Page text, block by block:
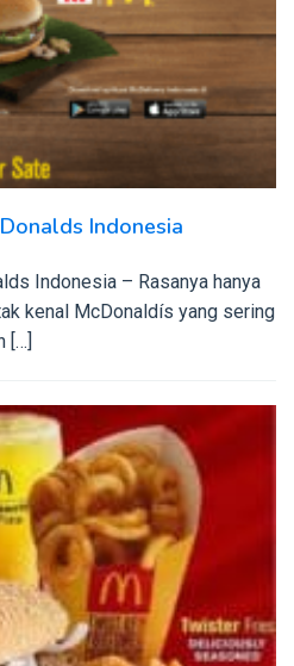
Indonesia
Indonesia – Rasanya hanya
kenal McDonaldís yang sering
[…]